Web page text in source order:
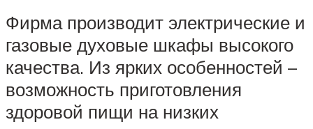
Фирма производит электрические и
газовые духовые шкафы высокого
качества. Из ярких особенностей –
возможность приготовления
здоровой пищи на низких